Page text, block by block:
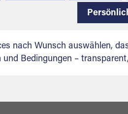
nach Wunsch auswählen,
und Bedingungen –